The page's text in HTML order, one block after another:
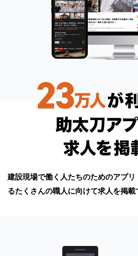
建設現場で働く⼈たちのためのアプ
るたくさんの職⼈に向けて求⼈を掲載